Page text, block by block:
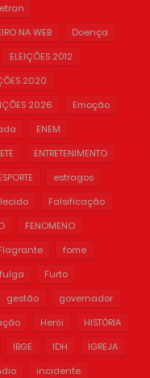
NA WEB
Doença
ELEIÇÕES 2012
2020
2026
Emoção
ENEM
ENTRETENIMENTO
estragos
Falsificação
FENOMENO
fome
fulga
Furto
gestão
governador
Herói
HISTÓRIA
IBGE IDH
IGREJA
incidente